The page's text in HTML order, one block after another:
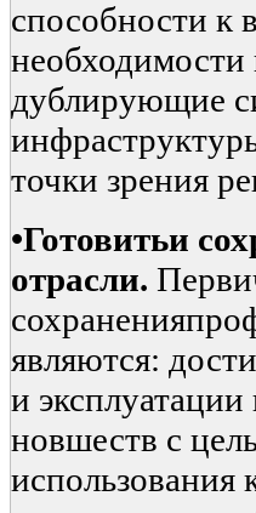
способности к
необходимости
дублирующие
точки зрения
•Готовитьи
отрасли.
являются:
и
новшеств с
использования